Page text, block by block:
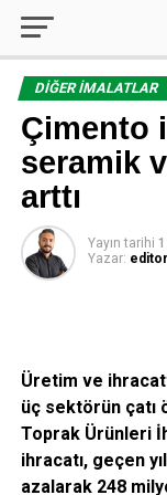
DIĞER İMALATLAR
Çimento
seramik
arttı
Yayın tarihi
Yazar: editor
Üretim ve
üç sektörün çatı
Toprak Ürünleri
ihracatı, geçen
azalarak 248